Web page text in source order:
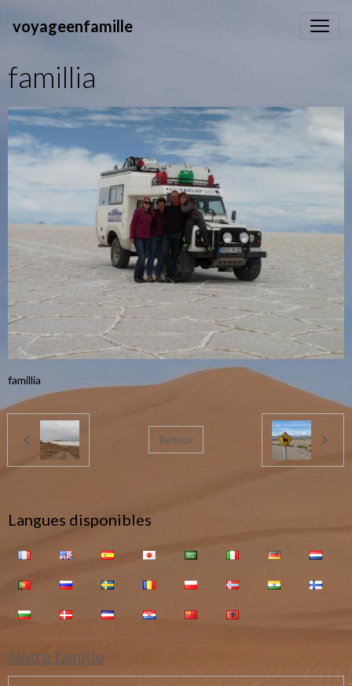
voyageenfamille
famillia
famillia
Retour
Langues disponibles
Notre famille